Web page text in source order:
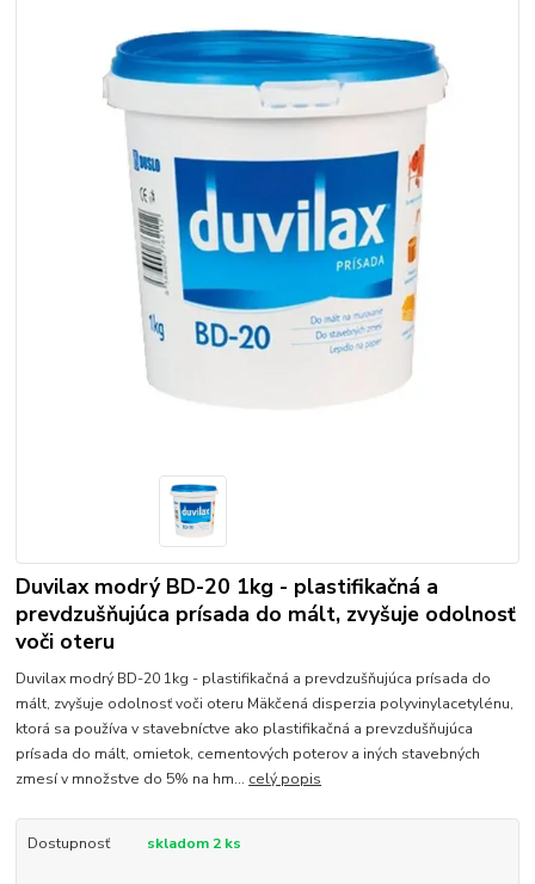
Duvilax modrý BD-20 1kg - plastifikačná a
prevdzušňujúca prísada do mált, zvyšuje odolnosť
voči oteru
Duvilax modrý BD-20 1kg - plastifikačná a prevdzušňujúca prísada do
mált, zvyšuje odolnosť voči oteru Mäkčená disperzia polyvinylacetylénu,
ktorá sa používa v stavebníctve ako plastifikačná a prevzdušňujúca
prísada do mált, omietok, cementových poterov a iných stavebných
zmesí v množstve do 5% na hm... celý popis
Dostupnosť skladom 2 ks